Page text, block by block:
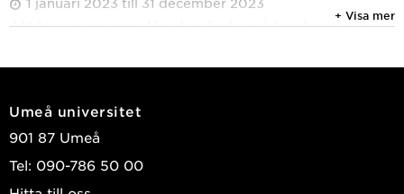
Att leva som man lär: Används evidensbaserade
1 april 2022 till 31 mars 2026
Barn som kompetenta deltagare i beslut som
+ Visa mer
Umeå universitet
901 87 Umeå
Tel: 090-786 50 00